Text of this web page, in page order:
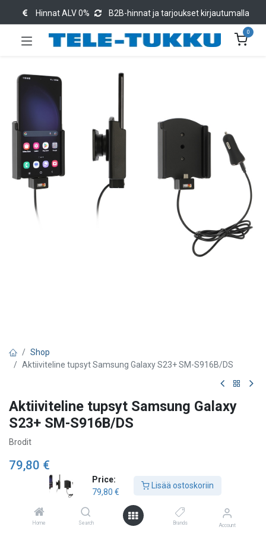
Price:
79,80 €
Lisää ostoskoriin
Home Search Brands Account
Hinnat ALV 0% B2B-hinnat ja tarjoukset kirjautumalla
0
Shop
Aktiiviteline tupsyt Samsung Galaxy S23+ SM-S916B/DS
Aktiiviteline tupsyt Samsung Galaxy
S23+ SM-S916B/DS
Brodit
79,80 €
Lisää ostoskoriin